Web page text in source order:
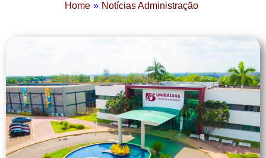
Home » Notícias Administração